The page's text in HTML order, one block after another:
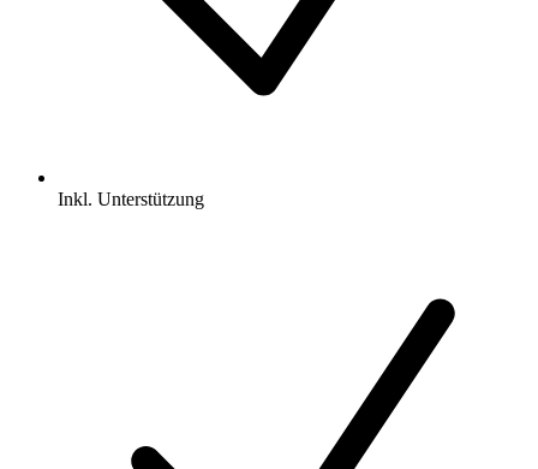
Inkl. Unterstützung